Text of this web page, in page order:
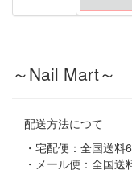
～Nail Mart～
配送方法につて
・宅配便：全国送料
・メール便：全国送